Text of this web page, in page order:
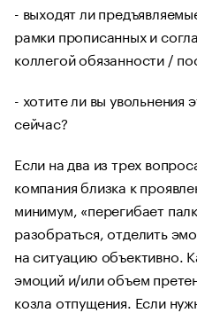
- выходят ли
рамки прописанных и
коллегой обязанности /
- хотите ли вы увольнения
сейчас?
Если на два из трех
компания близка к
минимум, «перегибает
разобраться, отделить
на ситуацию объективно.
эмоций и/или объем
козла отпущения. Если